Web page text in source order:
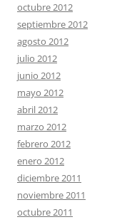
octubre 2012
septiembre 2012
agosto 2012
julio 2012
junio 2012
mayo 2012
abril 2012
marzo 2012
febrero 2012
enero 2012
diciembre 2011
noviembre 2011
octubre 2011